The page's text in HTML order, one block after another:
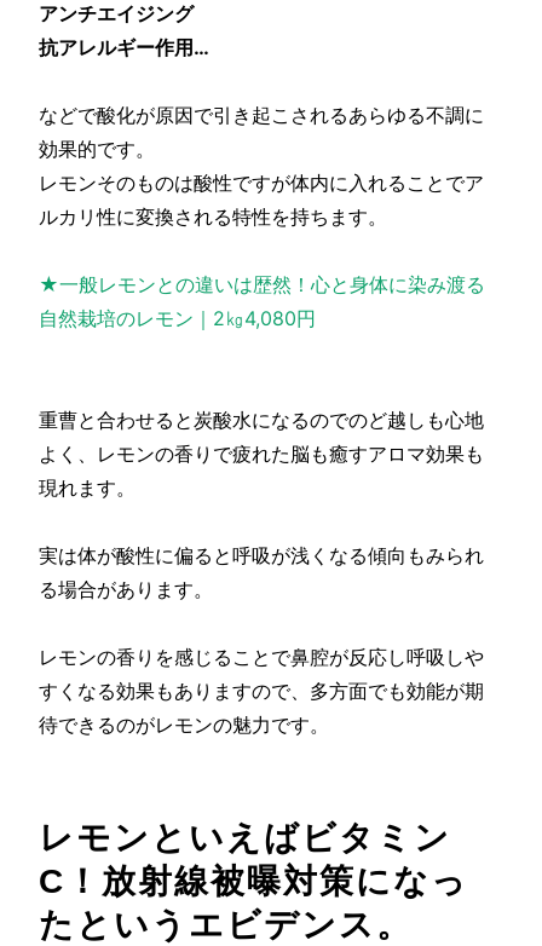
アンチエイジング
抗アレルギー作用…
などで酸化が原因で引き起こされるあらゆる不調に
効果的です。
レモンそのものは酸性ですが体内に入れることでア
ルカリ性に変換される特性を持ちます。
★一般レモンとの違いは歴然！心と身体に染み渡る
自然栽培のレモン｜2㎏4,080円
重曹と合わせると炭酸水になるのでのど越しも心地
よく、レモンの香りで疲れた脳も癒すアロマ効果も
現れます。
実は体が酸性に偏ると呼吸が浅くなる傾向もみられ
る場合があります。
レモンの香りを感じることで鼻腔が反応し呼吸しや
すくなる効果もありますので、多方面でも効能が期
待できるのがレモンの魅力です。
レモンといえばビタミン
C！放射線被曝対策になっ
たというエビデンス。